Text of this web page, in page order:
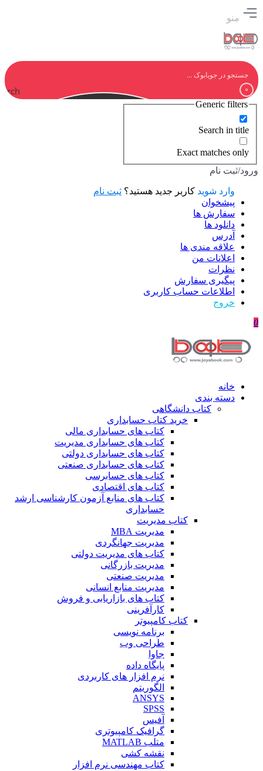
منو
Generic filters
Search in title
Exact matches only
ورود/ثبت نام
وارد شوید کاربر جدید هستید؟ ثبت نام
پیشخوان
سفارش ها
دانلود ها
آدرس
علاقه مندی ها
اعلانات من
نظرات
پیگیری سفارش
اطلاعات حساب كاربری
خروج
0
خانه
دسته بندی
کتاب دانشگاهی
خرید کتاب حسابداری
کتاب های حسابداری مالی
کتاب های حسابداری مدیریت
کتاب های حسابداری دولتی
کتاب های حسابداری صنعتی
کتاب های حسابرسی
کتاب های اقتصادی
کتاب های منابع آزمون کارشناسی ارشد
حسابداری
کتاب مدیریت
مدیریت MBA
مدیریت جهانگردی
کتاب های مدیریت دولتی
مدیریت بازرگانی
مدیریت صنعتی
مدیریت منابع انسانی
کتاب های بازاریابی و فروش
کارآفرینی
کتاب کامپیوتر
برنامه نویسی
طراحی وب
جاوا
پایگاه داده
نرم افزار های کاربردی
الگوریتم
ANSYS
SPSS
آفیس
گرافیک کامپیوتری
متلب MATLAB
نقشه کشی
کتاب مهندسی نرم افزار